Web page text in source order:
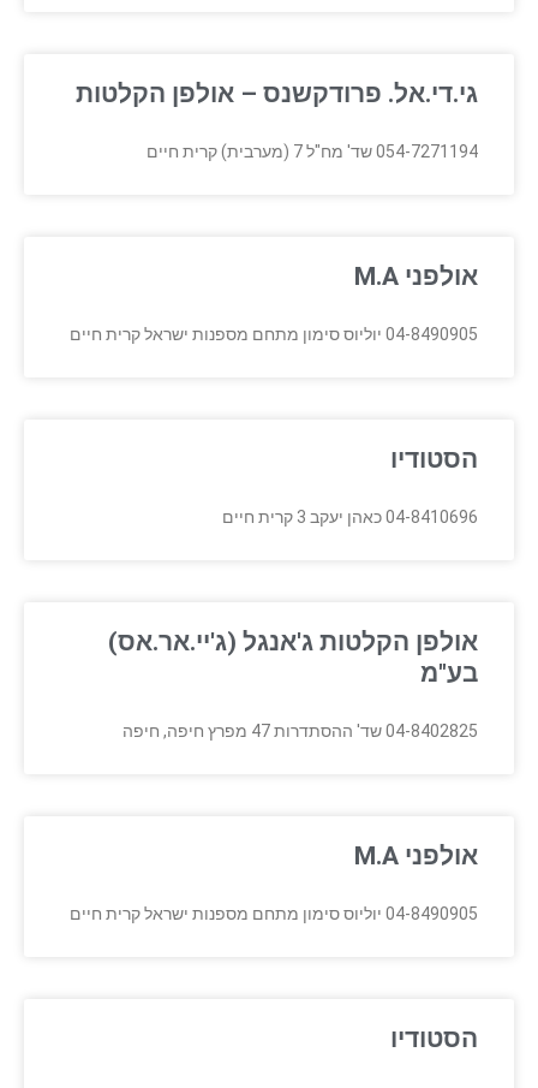
גי.די.אל. פרודקשנס – אולפן הקלטות
054-7271194 שד' מח"ל 7 (מערבית) קרית חיים
אולפני M.A
04-8490905 יוליוס סימון מתחם מספנות ישראל קרית חיים
הסטודיו
04-8410696 כאהן יעקב 3 קרית חיים
אולפן הקלטות ג'אנגל (ג'יי.אר.אס)
בע"מ
04-8402825 שד' ההסתדרות 47 מפרץ חיפה, חיפה
אולפני M.A
04-8490905 יוליוס סימון מתחם מספנות ישראל קרית חיים
הסטודיו